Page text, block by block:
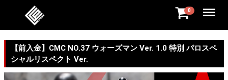
0 Menu
【前入金】CMC NO.37 ウォーズマン Ver. 1.0 特別 パロスペ
シャルリスペクト Ver.